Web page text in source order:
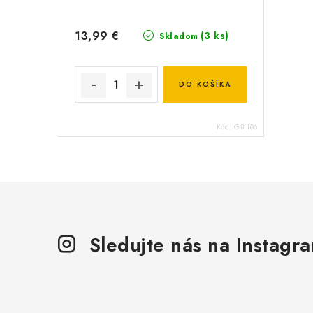
Skladom (3 ks)
13,99 €
DO KOŠÍKA
Kód: GBH06
Sledujte nás na